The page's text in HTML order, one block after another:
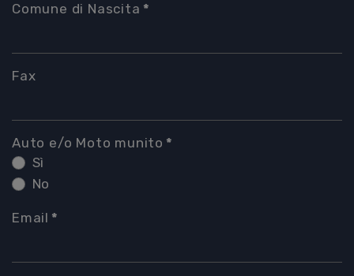
Comune di Nascita *
Fax
Auto e/o Moto munito *
Sì
No
Email *